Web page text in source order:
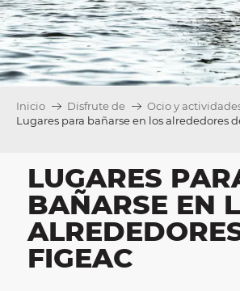
Inicio Disfrute de
Ocio y
Lugares para bañarse en los alrededores
LUGARES
BAÑARSE EN
FIGEAC